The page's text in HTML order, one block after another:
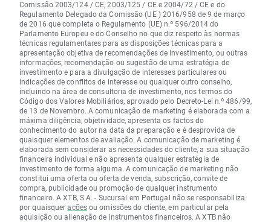
Comissão 2003/124 / CE, 2003/125 / CE e 2004/72 / CE e do
Regulamento Delegado da Comissão (UE ) 2016/958 de 9 de março
de 2016 que completa o Regulamento (UE) n.º 596/2014 do
Parlamento Europeu e do Conselho no que diz respeito às normas
técnicas regulamentares para as disposições técnicas para a
apresentação objetiva de recomendações de investimento, ou outras
informações, recomendação ou sugestão de uma estratégia de
investimento e para a divulgação de interesses particulares ou
indicações de conflitos de interesse ou qualquer outro conselho,
incluindo na área de consultoria de investimento, nos termos do
Código dos Valores Mobiliários, aprovado pelo Decreto-Lei n.º 486/99,
de 13 de Novembro. A comunicação de marketing é elaborada com a
máxima diligência, objetividade, apresenta os factos do
conhecimento do autor na data da preparação e é desprovida de
quaisquer elementos de avaliação. A comunicação de marketing é
elaborada sem considerar as necessidades do cliente, a sua situação
financeira individual e não apresenta qualquer estratégia de
investimento de forma alguma. A comunicação de marketing não
constitui uma oferta ou oferta de venda, subscrição, convite de
compra, publicidade ou promoção de qualquer instrumento
financeiro. A XTB, S.A. - Sucursal em Portugal não se responsabiliza
por quaisqueraçõesou omissões do cliente, em particular pela
aquisição ou alienação de instrumentos financeiros. A XTB não